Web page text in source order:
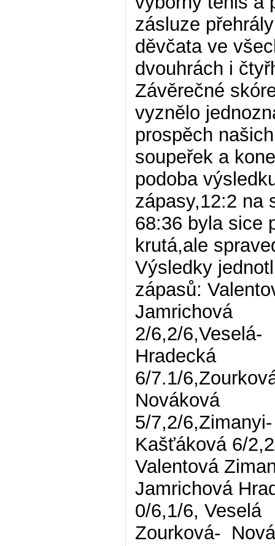
zásluze
děvčata ve
dvouhrách i
Závěrečné
vyznělo
prospěch našich
soupeřek a
podoba
zápasy,12:2 na
68:36 byla sice
krutá,ale
Výsledky
zápasů:
Jamrichová
2/6,2/6,Veselá-
Hradecká
6/7.1/
Nováková
5/7,2/6,Zimanyi-
Kašťáková 6/
Valentová
Jamrichová
0/6,1/6, Veselá
Zourková-